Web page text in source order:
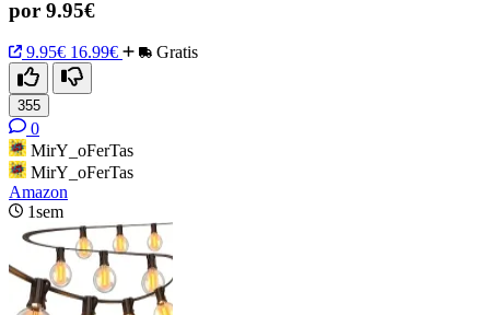
por 9.95€
9.95€ 16.99€ Gratis
355
0
MirY_oFerTas
MirY_oFerTas
Amazon
1sem